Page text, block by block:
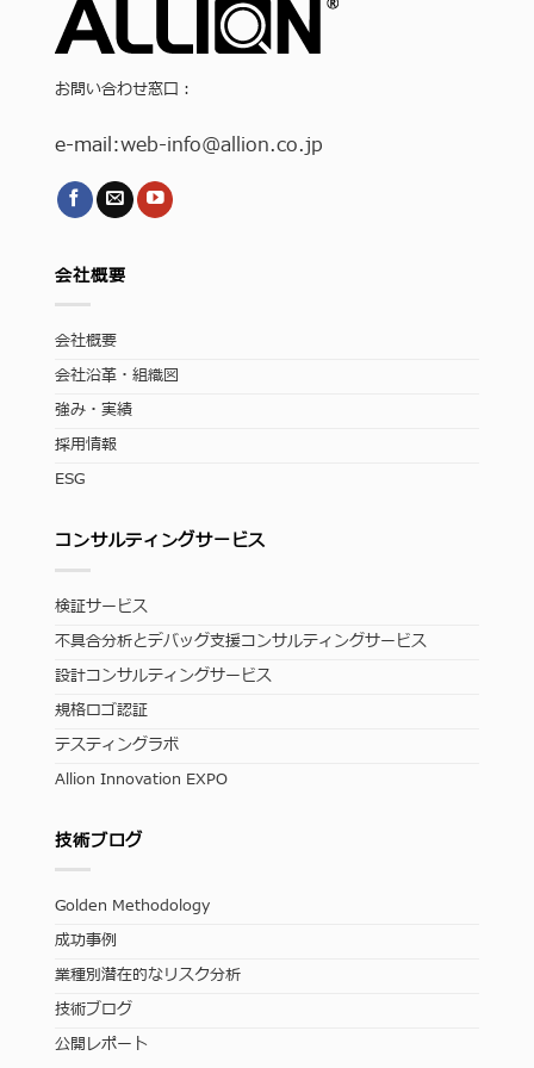
お問い合わせ窓口：
e-mail:web-info@allion.co.jp
会社概要
会社概要
会社沿革・組織図
強み・実績
採用情報
ESG
コンサルティングサービス
検証サービス
不具合分析とデバッグ支援コンサルティングサービス
設計コンサルティングサービス
規格ロゴ認証
テスティングラボ
Allion Innovation EXPO
技術ブログ
Golden Methodology
成功事例
業種別潜在的なリスク分析
技術ブログ
公開レポート